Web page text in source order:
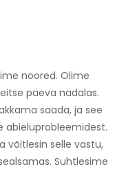
noored. Olime
päeva nädalas.
saada, ja see
abieluprobleemidest.
võitlesin selle vastu,
Suhtlesime